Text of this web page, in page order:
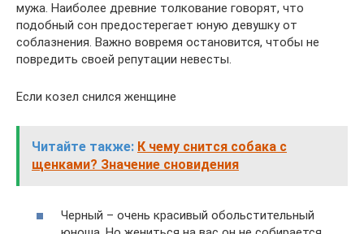
мужа. Наиболее древние толкование говорят, что
подобный сон предостерегает юную девушку от
соблазнения. Важно вовремя остановится, чтобы не
повредить своей репутации невесты.
Если козел снился женщине
Читайте также: К чему снится собака с
щенками? Значение сновидения
Черный – очень красивый обольстительный